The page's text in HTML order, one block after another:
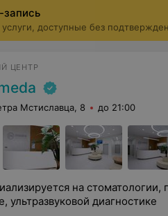
услуги, доступные без
ЦЕНТР
Мстиславца, 8 до 21:00
на стоматологии,
ультразвуковой диагностике